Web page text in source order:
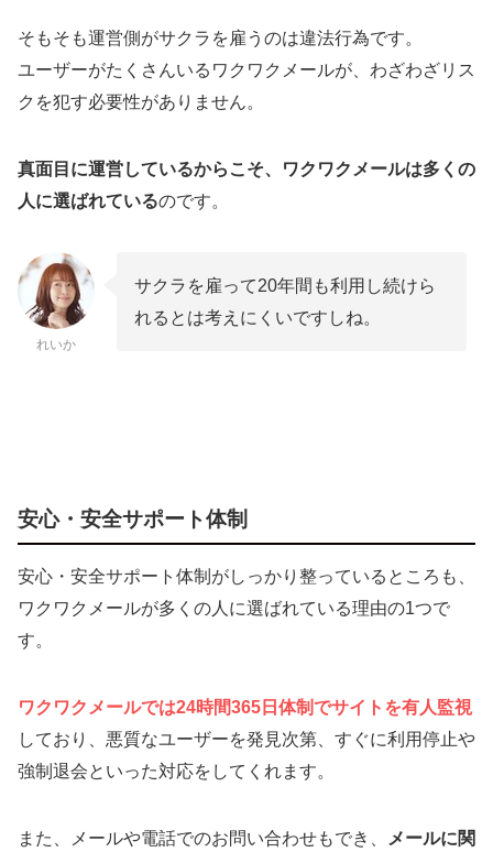
そもそも運営側がサクラを雇うのは違法行為です。
ユーザーがたくさんいるワクワクメールが、わざわざリス
クを犯す必要性がありません。
真面目に運営しているからこそ、ワクワクメールは多くの
人に選ばれているのです。
れいか
サクラを雇って20年間も利用し続けら
れるとは考えにくいですしね。
安心・安全サポート体制
安心・安全サポート体制がしっかり整っているところも、
ワクワクメールが多くの人に選ばれている理由の1つで
す。
ワクワクメールでは24時間365日体制でサイトを有人監視
しており、悪質なユーザーを発見次第、すぐに利用停止や
強制退会といった対応をしてくれます。
また、メールや電話でのお問い合わせもでき、
メールに関